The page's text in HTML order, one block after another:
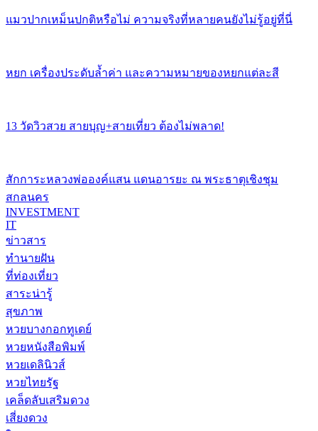
แมวปากเหม็นปกติหรือไม่ ความจริงที่หลายคนยังไม่รู้อยู่ที่นี่
หยก เครื่องประดับล้ำค่า และความหมายของหยกแต่ละสี
13 วัดวิวสวย สายบุญ+สายเที่ยว ต้องไม่พลาด!
สักการะหลวงพ่อองค์แสน แดนอารยะ ณ พระธาตุเชิงชุม
สกลนคร
INVESTMENT
IT
ข่าวสาร
ทำนายฝัน
ที่ท่องเที่ยว
สาระน่ารู้
สุขภาพ
หวยบางกอกทูเดย์
หวยหนังสือพิมพ์
หวยเดลินิวส์
หวยไทยรัฐ
เคล็ดลับเสริมดวง
เสี่ยงดวง